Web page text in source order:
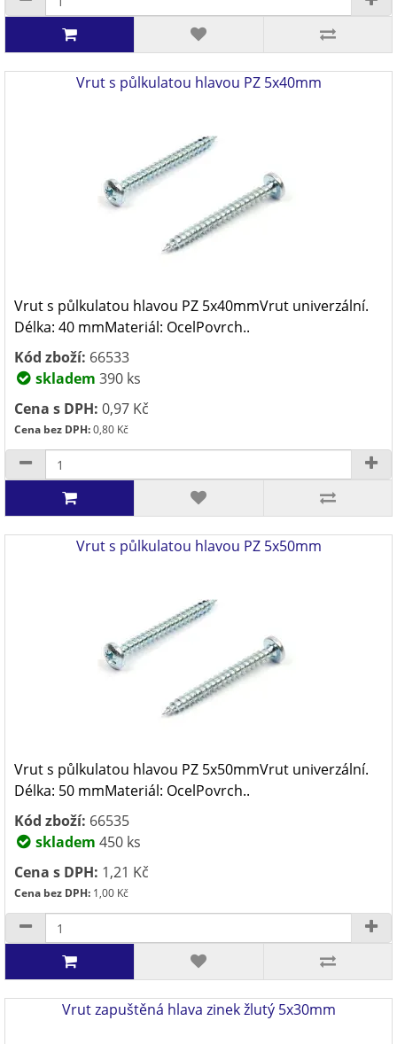
Vrut s půlkulatou hlavou PZ 5x40mm
Vrut s půlkulatou hlavou PZ 5x40mmVrut univerzální.
Délka: 40 mmMateriál: OcelPovrch..
Kód zboží: 66533
skladem 390 ks
Cena s DPH: 0,97 Kč
Cena bez DPH:0,80 Kč
Vrut s půlkulatou hlavou PZ 5x50mm
Vrut s půlkulatou hlavou PZ 5x50mmVrut univerzální.
Délka: 50 mmMateriál: OcelPovrch..
Kód zboží: 66535
skladem 450 ks
Cena s DPH: 1,21 Kč
Cena bez DPH: 1,00 Kč
Vrut zapuštěná hlava zinek žlutý 5x30mm